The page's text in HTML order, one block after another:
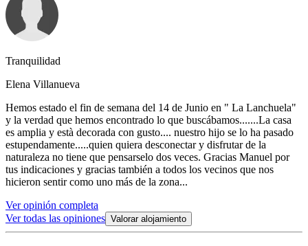
Tranquilidad
Elena Villanueva
Hemos estado el fin de semana del 14 de Junio en " La Lanchuela"
y la verdad que hemos encontrado lo que buscábamos.......La casa
es amplia y està decorada con gusto.... nuestro hijo se lo ha pasado
estupendamente.....quien quiera desconectar y disfrutar de la
naturaleza no tiene que pensarselo dos veces. Gracias Manuel por
tus indicaciones y gracias también a todos los vecinos que nos
hicieron sentir como uno más de la zona...
Ver opinión completa
Ver todas las opiniones Valorar alojamiento